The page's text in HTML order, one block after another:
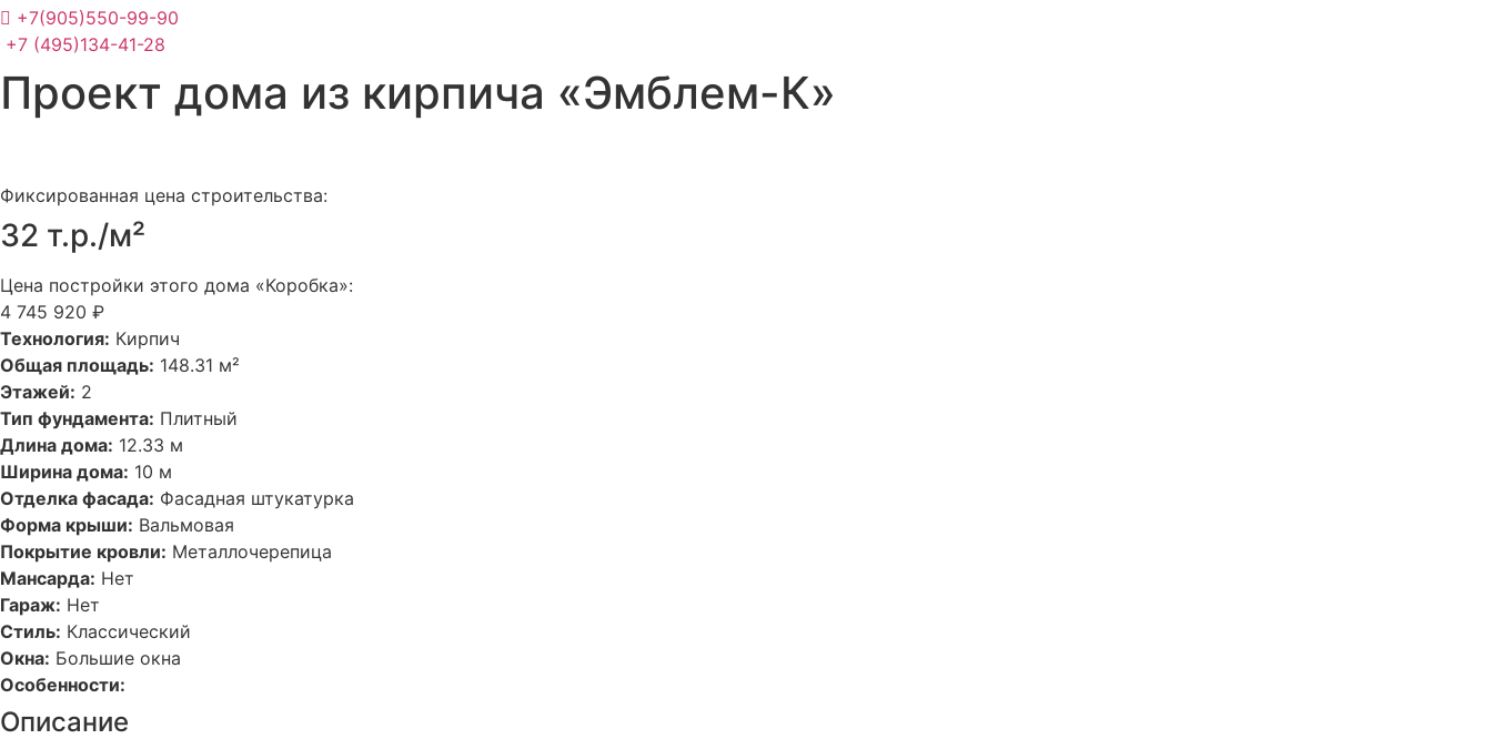
+7(905)550-99-90
+7 (495)134-41-28
Проект дома из кирпича «Эмблем-К»
Фиксированная цена строительства:
32 т.р./м²
Цена постройки этого дома «Коробка»:
4 745 920 ₽
Технология: Кирпич
Общая площадь: 148.31 м²
Этажей: 2
Тип фундамента: Плитный
Длина дома: 12.33 м
Ширина дома: 10 м
Отделка фасада: Фасадная штукатурка
Форма крыши: Вальмовая
Покрытие кровли: Металлочерепица
Мансарда: Нет
Гараж: Нет
Стиль: Классический
Окна: Большие окна
Особенности:
Описание